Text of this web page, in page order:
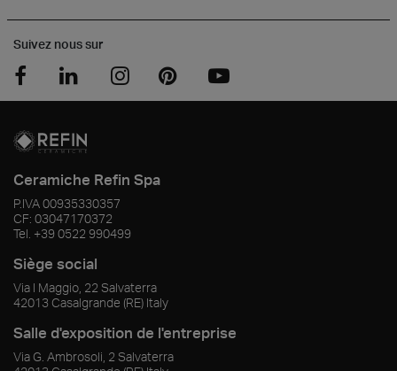
Suivez nous sur
Ceramiche Refin Spa
P.IVA00935330357
CF: 03047170372
Tel. +39 0522 990499
Siège social
Via I Maggio, 22 Salvaterra
42013 Casalgrande (RE) Italy
Salle d'exposition de l'entreprise
Via G. Ambrosoli, 2 Salvaterra